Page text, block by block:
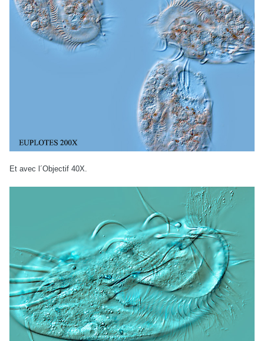
Et avec l´Objectif 40X.